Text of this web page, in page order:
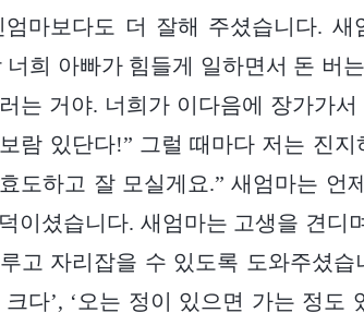
엄마보다도 더 잘해 주셨습니다.
너희 아빠가 힘들게 일하면서 돈 버
는 거야. 너희가 이다음에 장가가
람 있단다!” 그럴 때마다 저는 진
도하고 잘 모실게요.” 새엄마는 언
이셨습니다. 새엄마는 고생을 견디
고 자리잡을 수 있도록 도와주셨
크다’, ‘오는 정이 있으면 가는 정도